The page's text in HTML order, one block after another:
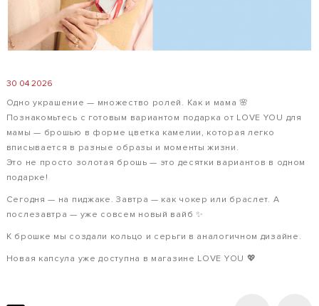
30 04 2026
Одно украшение — множество ролей. Как и мама 🌸
Познакомьтесь с готовым вариантом подарка от LOVE YOU для
мамы — брошью в форме цветка камелии, которая легко
вписывается в разные образы и моменты жизни.
Это не просто золотая брошь — это десятки вариантов в одном
подарке!
Сегодня — на пиджаке. Завтра — как чокер или браслет. А
послезавтра — уже совсем новый вайб ✨
К брошке мы создали кольцо и серьги в аналогичном дизайне.
Новая капсула уже доступна в магазине LOVE YOU 💖